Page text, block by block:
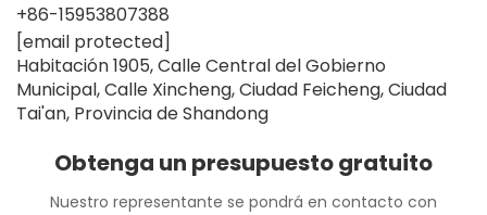
+86-15953807388
[email protected]
Habitación 1905, Calle Central del Gobierno
Municipal, Calle Xincheng, Ciudad Feicheng, Ciudad
Tai'an, Provincia de Shandong
Obtenga un presupuesto gratuito
Nuestro representante se pondrá en contacto con